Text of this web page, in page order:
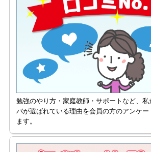
勉強のやり方・家庭教師・サポートなど、
バが選ばれている理由を会員の方のアンケー
ます。